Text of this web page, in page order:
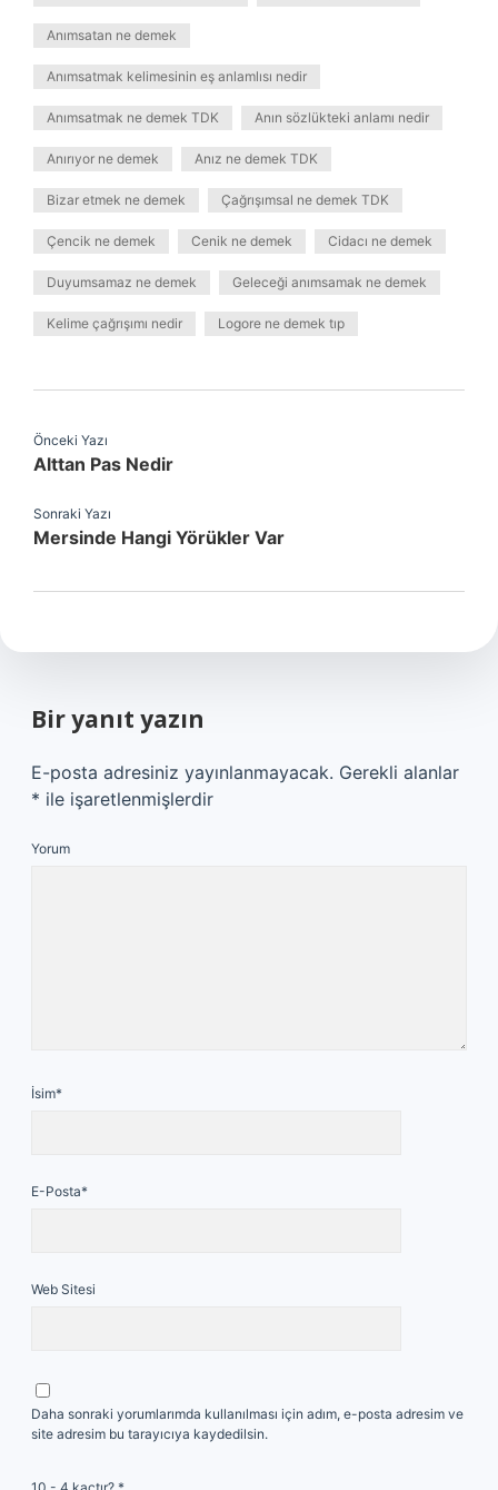
Anımsatan ne demek
Anımsatmak kelimesinin eş anlamlısı nedir
Anımsatmak ne demek TDK Anın sözlükteki anlamı nedir
Anırıyor ne demek Anız ne demek TDK
Bizar etmek ne demek Çağrışımsal ne demek TDK
Çencik ne demek Cenik ne demek Cidacı ne demek
Duyumsamaz ne demek Geleceği anımsamak ne demek
Kelime çağrışımı nedir Logore ne demek tıp
Önceki Yazı
Alttan Pas Nedir
Sonraki Yazı
Mersinde Hangi Yörükler Var
Bir yanıt yazın
E-posta adresiniz yayınlanmayacak. Gerekli alanlar
* ile işaretlenmişlerdir
Yorum
İsim*
E-Posta*
Web Sitesi
Daha sonraki yorumlarımda kullanılması için adım, e-posta adresim ve
site adresim bu tarayıcıya kaydedilsin.